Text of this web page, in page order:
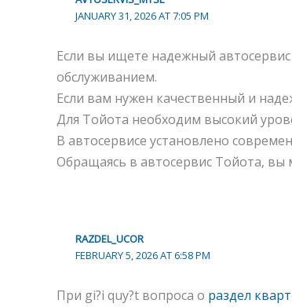
JANUARY 31, 2026 AT 7:05 PM
Если вы ищете надежный
обслуживанием.
Если вам нужен качественный и
Для Тойота необходим высокий
В автосервисе установлено
Обращаясь в автосервис Тойота, вы
RAZDEL_UCOR
FEBRUARY 5, 2026 AT 6:58 PM
При gi?i quy?t вопроса о раздел